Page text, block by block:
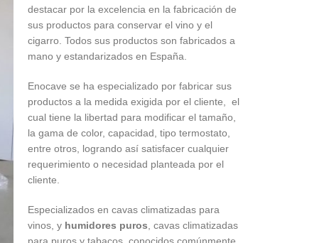
destacar por la excelencia en la fabricación de
sus productos para conservar el vino y el
cigarro. Todos sus productos son fabricados a
mano y estandarizados en España.
Enocave se ha especializado por fabricar sus
productos a la medida exigida por el cliente, el
cual tiene la libertad para modificar el tamaño,
la gama de color, capacidad, tipo termostato,
entre otros, logrando así satisfacer cualquier
requerimiento o necesidad planteada por el
cliente.
Especializados en cavas climatizadas para
vinos, y humidores puros , cavas climatizadas